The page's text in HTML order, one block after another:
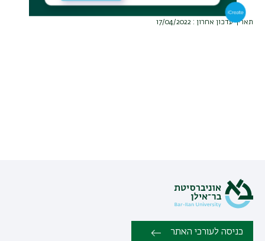
תאריך עדכון אחרון : 17/04/2022
כניסה לעורכי האתר